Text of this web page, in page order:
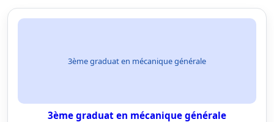
3ème graduat en mécanique générale
3ème graduat en mécanique générale